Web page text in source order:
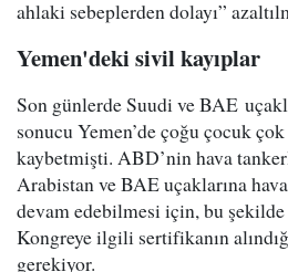
ahlaki sebeplerden dolayı”
Yemen'deki sivil kayıplar
Son günlerde Suudi ve BAE
sonucu Yemen’de çoğu çocuk çok
kaybetmişti. ABD’nin hava
Arabistan ve BAE uçaklarına
devam edebilmesi için, bu
Kongreye ilgili sertifikanın
gerekiyor.